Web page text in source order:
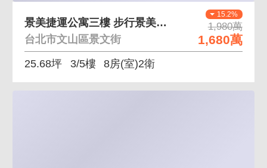
15.2%
1,980萬
1,680萬
景美捷運公寓三樓 步行景美捷運約兩分鐘
台北市文山區景文街
25.68坪 3/5樓 8房(室)2衛